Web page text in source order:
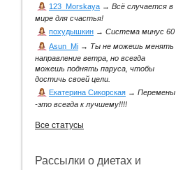
123_Morskaya → Всё случается в
мире для счастья!
похудышкин → Система минус 60
Asun_Mi → Ты не можешь менять
направление ветра, но всегда
можешь поднять паруса, чтобы
достичь своей цели.
Екатерина Сикорская → Перемены
-это всегда к лучшему!!!!
Все статусы
Рассылки о диетах и